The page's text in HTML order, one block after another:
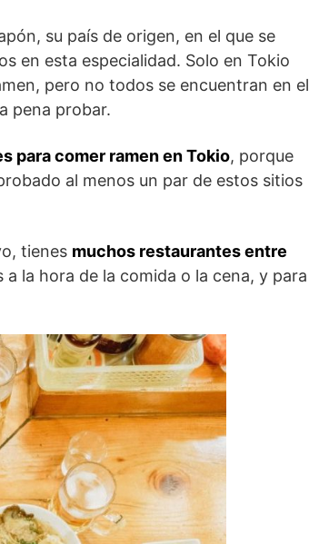
su país de origen, en el que se
en esta especialidad. Solo en Tokio
pero no todos se encuentran en el
pena probar.
para comer ramen en Tokio, porque
al menos un par de estos sitios
tienes muchos restaurantes entre
la hora de la comida o la cena, y para